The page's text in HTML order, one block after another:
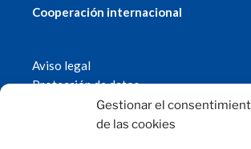
Gestionar el
de las cookies
Cooperación internacional
Aviso legal
Protección de datos
Política de cookies
© 2019 Fundación Magtel.